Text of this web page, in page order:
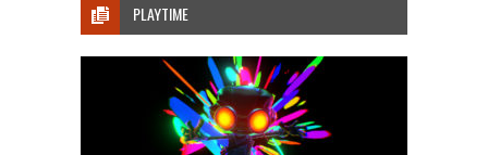
PLAYTIME